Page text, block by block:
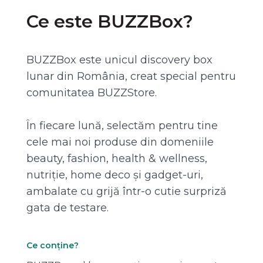
Ce este BUZZBox?
BUZZBox este unicul discovery box
lunar din România, creat special pentru
comunitatea BUZZStore.
În fiecare lună, selectăm pentru tine
cele mai noi produse din domeniile
beauty, fashion, health & wellness,
nutriție, home deco și gadget-uri,
ambalate cu grijă într-o cutie surpriză
gata de testare.
Ce conține?